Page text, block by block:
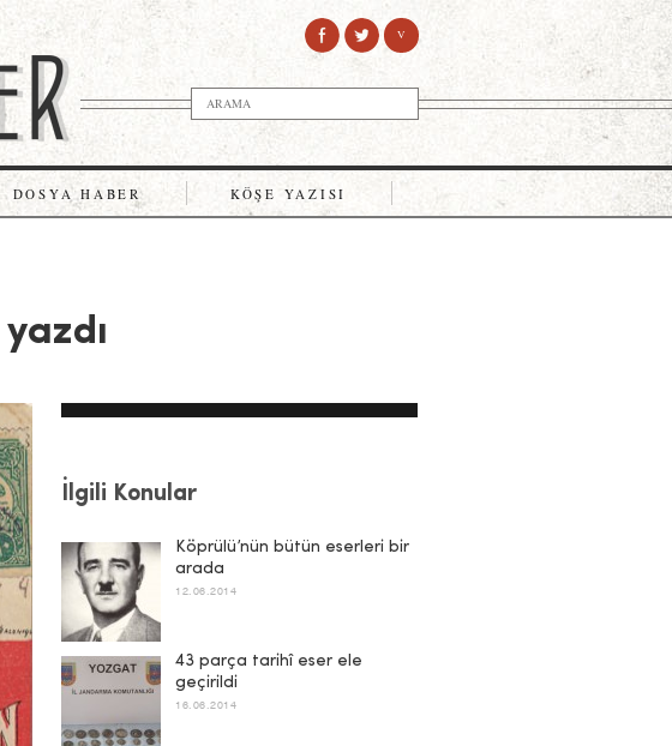
V
DOSYA HABER KÖŞE YAZISI
İlgili Konular
Köprülü’nün bütün eserleri bir
arada
12.06.2014
43 parça tarihî eser ele
geçirildi
16.06.2014